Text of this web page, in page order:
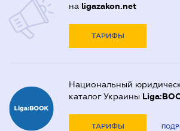
на ligazakon.net
ТАРИФЫ
Национальный
каталог Украины
ТАРИФЫ